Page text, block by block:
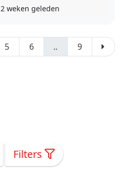
2 weken geleden
5 6 .. 9
Filters